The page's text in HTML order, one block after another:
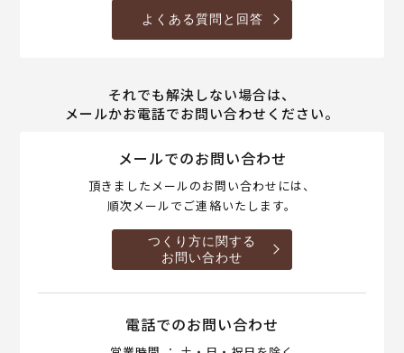
よくある質問と回答
それでも解決しない場合は、
メールかお電話でお問い合わせください。
メールでのお問い合わせ
頂きましたメールのお問い合わせには、
順次メールでご連絡いたします。
つくり方に関する
お問い合わせ
電話でのお問い合わせ